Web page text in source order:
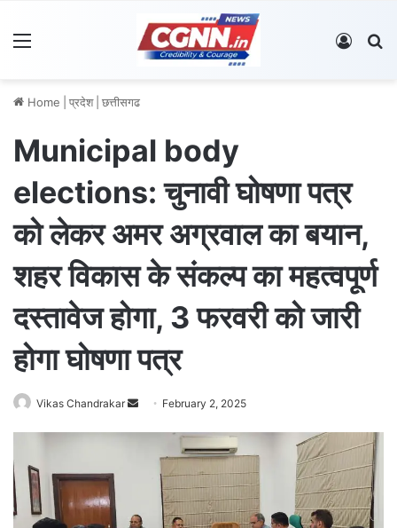
Log In
Home प्रदेश छत्तीसगढ
Municipal body
elections: चुनावी घोषणा पत्र
को लेकर अमर अग्रवाल का बयान,
शहर विकास के संकल्प का महत्वपूर्ण
दस्तावेज होगा, 3 फरवरी को जारी
होगा घोषणा पत्र
Vikas Chandrakar February 2, 2025